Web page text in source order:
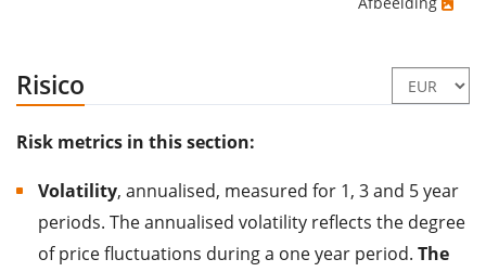
Risico
Risk metrics in this section:
Volatility, annualised, measured for 1, 3 and 5 year
periods. The annualised volatility reflects the degree
of price fluctuations during a one year period. The